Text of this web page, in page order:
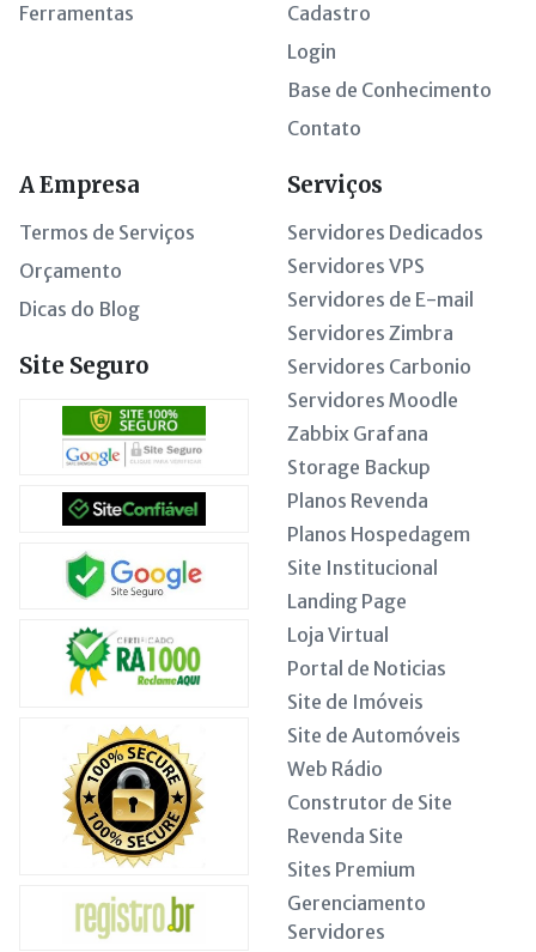
Ferramentas
Cadastro
Login
Base de Conhecimento
Contato
A Empresa
Termos de Serviços
Orçamento
Dicas do Blog
Site Seguro
Serviços
Servidores Dedicados
Servidores VPS
Servidores de E-mail
Servidores Zimbra
Servidores Carbonio
Servidores Moodle
Zabbix Grafana
Storage Backup
Planos Revenda
Planos Hospedagem
Site Institucional
Landing Page
Loja Virtual
Portal de Noticias
Site de Imóveis
Site de Automóveis
Web Rádio
Construtor de Site
Revenda Site
Sites Premium
Gerenciamento
Servidores